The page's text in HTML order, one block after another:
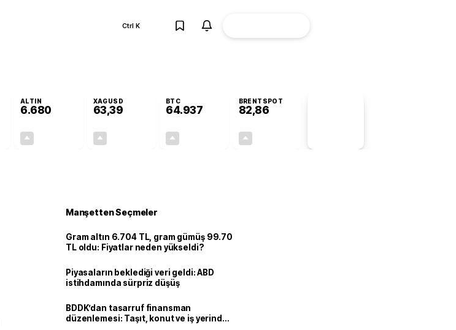
Ctrl K
ALTIN
6.680
XAGUSD
63,39
BTC
64.937
BRENTSPOT
82,86
Manşetten Seçmeler
Gram altın 6.704 TL, gram gümüş 99.70
TL oldu: Fiyatlar neden yükseldi?
Piyasaların beklediği veri geldi: ABD
istihdamında sürpriz düşüş
BDDK’dan tasarruf finansman
düzenlemesi: Taşıt, konut ve iş yerinde